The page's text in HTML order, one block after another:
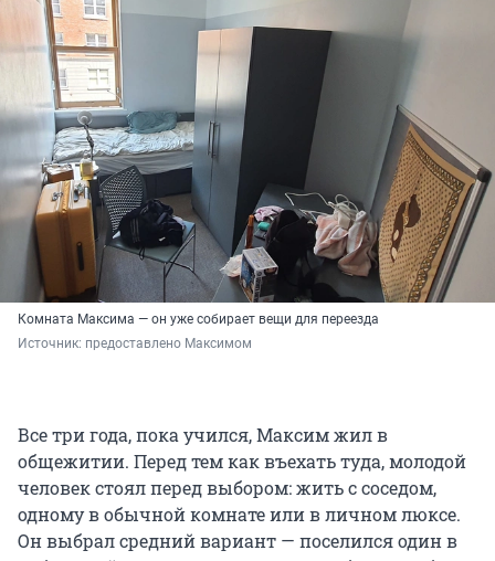
Комната Максима — он уже собирает вещи для переезда
Источник: предоставлено Максимом
Все три года, пока учился, Максим жил в
общежитии. Перед тем как въехать туда, молодой
человек стоял перед выбором: жить с соседом,
одному в обычной комнате или в личном люксе.
Он выбрал средний вариант — поселился один в